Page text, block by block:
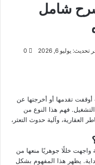
شرح شامل
تحديث: يوليو 6, 2026 0
تقدمها أو أخرجتها عن
فهم هذا النوع من
العقارية، وآلية حدوث التعثر،
واجهت خللًا جوهريًا منعها من
يظهر هذا المفهوم بشكل